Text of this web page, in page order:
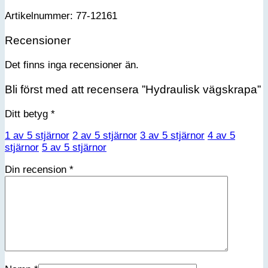
Artikelnummer: 77-12161
Recensioner
Det finns inga recensioner än.
Bli först med att recensera ”Hydraulisk vägskrapa”
Ditt betyg *
1 av 5 stjärnor 2 av 5 stjärnor 3 av 5 stjärnor 4 av 5
stjärnor 5 av 5 stjärnor
Din recension *